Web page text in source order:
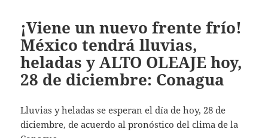
¡Viene un nuevo frente frío!
México tendrá lluvias,
heladas y ALTO OLEAJE hoy,
28 de diciembre: Conagua
Lluvias y heladas se esperan el día de hoy, 28 de
diciembre, de acuerdo al pronóstico del clima de la